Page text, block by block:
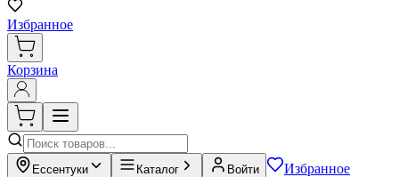
Избранное
Корзина
Ессентуки Каталог Войти
Избранное